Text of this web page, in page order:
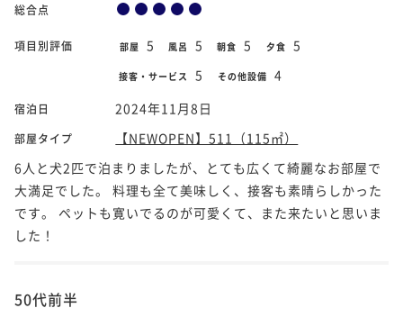
総合点
項目別評価 部屋 5 風呂 5 朝食 5 夕食 5
接客・サービス 5 その他設備 4
宿泊日 2024年11月8日
部屋タイプ
【NEWOPEN】511（115㎡）
6人と犬2匹で泊まりましたが、とても広くて綺麗なお部屋で
大満足でした。 料理も全て美味しく、接客も素晴らしかった
です。 ペットも寛いでるのが可愛くて、また来たいと思いま
した！
50代前半